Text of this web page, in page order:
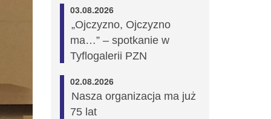
03.08.2026
„Ojczyzno, Ojczyzno
ma…” – spotkanie w
Tyflogalerii PZN
02.08.2026
Nasza organizacja ma już
75 lat